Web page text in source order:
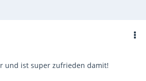
und ist super zufrieden damit!